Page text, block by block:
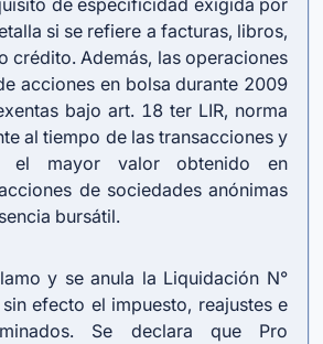
de especificidad exigida por
si se refiere a facturas, libros,
crédito. Además, las operaciones
acciones en bolsa durante 2009
bajo art. 18 ter LIR, norma
al tiempo de las transacciones y
el mayor valor obtenido en
de sociedades anónimas
bursátil.
y se anula la Liquidación N°
efecto el impuesto, reajustes e
Se declara que Pro